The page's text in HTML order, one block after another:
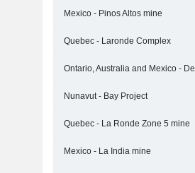
Mexico - Pinos Altos mine
Quebec - Laronde Complex
Nunavut - Bay Project
Quebec - La Ronde Zone 5 mine
Mexico - La India mine